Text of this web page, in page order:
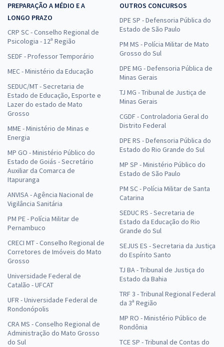
PREPARAÇÃO A MÉDIO E A
LONGO PRAZO
CRP SC - Conselho Regional de
Psicologia - 12ª Região
SEDF - Professor Temporário
MEC - Ministério da Educação
SEDUC/MT - Secretaria de
Estado de Educação, Esporte e
Lazer do estado de Mato
Grosso
MME - Ministério de Minas e
Energia
MP GO - Ministério Público do
Estado de Goiás - Secretário
Auxiliar da Comarca de
Itapuranga
ANVISA - Agência Nacional de
Vigilância Sanitária
PM PE - Polícia Militar de
Pernambuco
CRECI MT - Conselho Regional de
Corretores de Imóveis do Mato
Grosso
Universidade Federal de
Catalão - UFCAT
UFR - Universidade Federal de
Rondonópolis
CRA MS - Conselho Regional de
Administração do Mato Grosso
do Sul
OUTROS CONCURSOS
DPE SP - Defensoria Pública do
Estado de São Paulo
PM MS - Polícia Militar de Mato
Grosso do Sul
DPE MG - Defensoria Pública de
Minas Gerais
TJ MG - Tribunal de Justiça de
Minas Gerais
CGDF - Controladoria Geral do
Distrito Federal
DPE RS - Defensoria Pública do
Estado do Rio Grande do Sul
MP SP - Ministério Público do
Estado de São Paulo
PM SC - Polícia Militar de Santa
Catarina
SEDUC RS - Secretaria de
Estado da Educação do Rio
Grande do Sul
SEJUS ES - Secretaria da Justiça
do Espírito Santo
TJ BA - Tribunal de Justiça do
Estado da Bahia
TRF 3 - Tribunal Regional Federal
da 3ª Região
MP RO - Ministério Público de
Rondônia
TCE SP - Tribunal de Contas do